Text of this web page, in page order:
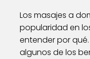
Los masajes a
popularidad en
entender por
algunos de los